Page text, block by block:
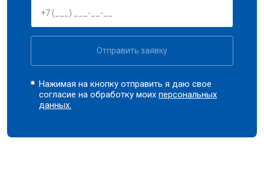
Отправить заявку
Нажимая на кнопку отправить я даю свое
согласие на обработку моихперсональных
данных.